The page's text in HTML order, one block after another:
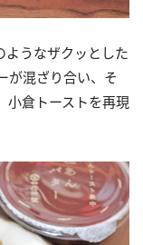
ようなザクッとした
が混ざり合い、そ
小倉トーストを再現